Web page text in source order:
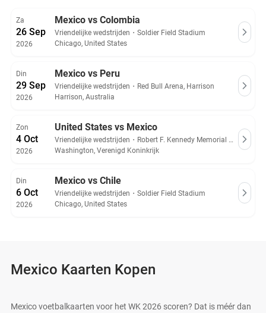
Alle Mexico kaarten op Ticket-Compare.com zijn authentiek
en afkomstig van vooraf gecontroleerde verkopers die 100%
Za
26 Sep
2026
Mexico vs Colombia
Vriendelijke wedstrijden ・ Soldier Field Stadium
Chicago, United States
Din
29 Sep
2026
Mexico vs Peru
Vriendelijke wedstrijden ・ Red Bull Arena, Harrison
Harrison, Australia
Zon
4 Oct
2026
United States vs Mexico
Vriendelijke wedstrijden ・
Robert F. Kennedy Memorial Stadium
Washington, Verenigd Koninkrijk
Din
6 Oct
2026
Mexico vs Chile
Vriendelijke wedstrijden ・ Soldier Field Stadium
Chicago, United States
Mexico Kaarten Kopen
Mexico voetbalkaarten voor het WK 2026 scoren? Dat is méér dan